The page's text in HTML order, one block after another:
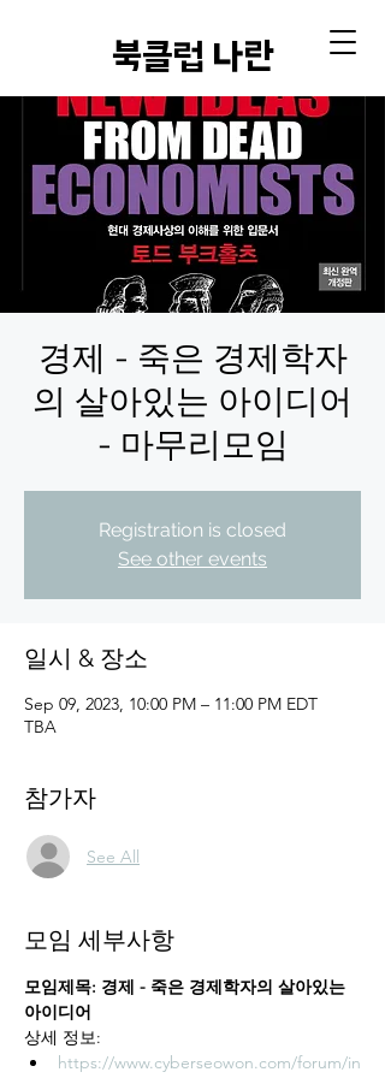
​북클럽 나란
경제 - 죽은 경제학자
의 살아있는 아이디어
- 마무리모임
Registration is closed
See other events
일시 & 장소
Sep 09, 2023, 10:00 PM – 11:00 PM EDT
TBA
참가자
See All
모임 세부사항
모임제목: 경제 - 죽은 경제학자의 살아있는
아이디어
상세 정보:
https://www.cyberseowon.com/forum/in